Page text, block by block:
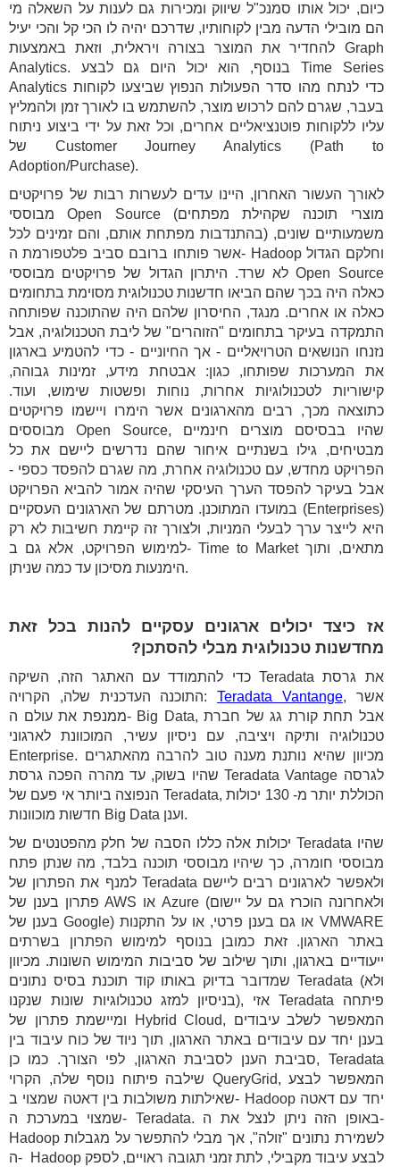
כיום, יכול אותו סמנכ"ל שיווק ומכירות גם לענות על השאלה מי
הם מובילי הדעה מבין לקוחותיו, שדרכם יהיה לו הכי קל והכי יעיל
להחדיר את המוצר בצורה ויראלית, וזאת באמצעות Graph
Analytics. בנוסף, הוא יכול היום גם לבצע Time Series
Analytics כדי לנתח מהו סדר הפעולות הנפוץ שביצעו לקוחות
בעבר, שגרם להם לרכוש מוצר, להשתמש בו לאורך זמן ולהמליץ
עליו ללקוחות פוטנציאליים אחרים, וכל זאת על ידי ביצוע ניתוח
של Customer Journey Analytics (Path to
Adoption/Purchase).
לאורך העשור האחרון, היינו עדים לעשרות רבות של פרויקטים
מבוססי Open Source (מוצרי תוכנה שקהילת מפתחים
בהתנדבות מפתחת אותם, והם זמינים לכל) משמעותיים שונים,
אשר פותחו ברובם סביב פלטפורמת ה- Hadoop וחלקם הגדול
לא שרד. היתרון הגדול של פרויקטים מבוססי Open Source
כאלה היה בכך שהם הביאו חדשנות טכנולוגית מסוימת בתחומים
כאלה או אחרים. מנגד, החיסרון שלהם היה שהתוכנה שפותחה
התמקדה בעיקר בתחומים "הזוהרים" של ליבת הטכנולוגיה, אבל
נזנחו הנושאים הטרויאליים - אך החיוניים - כדי להטמיע בארגון
את המערכות שפותחו, כגון: אבטחת מידע, זמינות גבוהה,
קישוריות לטכנולוגיות אחרות, נוחות ופשטות שימוש, ועוד.
כתוצאה מכך, רבים מהארגונים אשר הימרו ויישמו פרויקטים
מבוססים Open Source, שהיו בבסיסם מוצרים חינמיים
מבטיחים, גילו בשנתיים איחור שהם נדרשים ליישם את כל
הפרויקט מחדש, עם טכנולוגיה אחרת, מה שגרם להפסד כספי -
אבל בעיקר להפסד הערך העיסקי שהיה אמור להביא הפרויקט
במועדו המתוכנן. מטרתם של הארגונים העסקיים (Enterprises)
היא לייצר ערך לבעלי המניות, ולצורך זה קיימת חשיבות לא רק
למימוש הפרויקט, אלא גם ב- Time to Market מתאים, ותוך
הימנעות מסיכון עד כמה שניתן.
אז כיצד יכולים ארגונים עסקיים להנות בכל זאת
מחדשנות טכנולוגית מבלי להסתכן?
כדי להתמודד עם האתגר הזה, השיקה Teradata את גרסת
התוכנה העדכנית שלה, הקרויה:Teradata Vantange, אשר
ממנפת את עולם ה- Big Data, אבל תחת קורת גג של חברת
טכנולוגיה ותיקה ויציבה, עם ניסיון עשיר, המוכוונת לארגוני
Enterprise. מכיוון שהיא נותנת מענה טוב להרבה מהאתגרים
שהיו בשוק, עד מהרה הפכה גרסת Teradata Vantage לגרסה
הנפוצה ביותר אי פעם של Teradata, הכוללת יותר מ- 130 יכולות
חדשות מוכוונות Big Data וענן.
יכולות אלה כללו הסבה של חלק מהפטנטים של Teradata שהיו
מבוססי חומרה, כך שיהיו מבוססי תוכנה בלבד, מה שנתן פתח
למנף את הפתרון של Teradata ולאפשר לארגונים רבים ליישם
פתרון בענן של AWS או Azure (ולאחרונה הוכרז גם על יישום
בענן של Google) או גם בענן פרטי, או על התקנות VMWARE
באתר הארגון. זאת כמובן בנוסף למימוש הפתרון בשרתים
ייעודיים בארגון, ותוך שילוב של סביבות המימוש השונות. מכיוון
שמדובר בדיוק באותו קוד תוכנת בסיס נתונים Teradata (ולא
בניסיון למזג טכנולוגיות שונות שנקנו), אזי Teradata פיתחה
ומיישמת פתרון של Hybrid Cloud, המאפשר לשלב עיבודים
בענן יחד עם עיבודים באתר הארגון, תוך ניוד של כוח עיבוד בין
סביבת הענן לסביבת הארגון, לפי הצורך. כמו כן, Teradata
שילבה פיתוח נוסף שלה, הקרוי QueryGrid, המאפשר לבצע
שאילתות משולבות בין דאטה שמצוי ב- Hadoop יחד עם דאטה
שמצוי במערכת ה- Teradata. באופן הזה ניתן לנצל את ה-
Hadoop לשמירת נתונים "זולה", אך מבלי להתפשר על מגבלות
ה- Hadoop לבצע עיבוד מקבילי, לתת זמני תגובה ראויים, לספק